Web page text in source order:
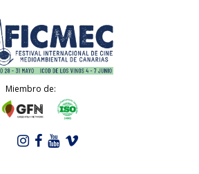
Miembro de: